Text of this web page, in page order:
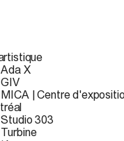
X
| Centre
303